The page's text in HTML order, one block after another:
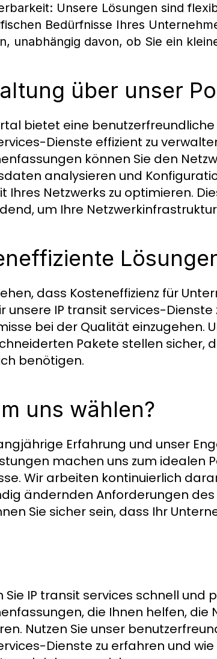
: Unsere Lösungen sind
Bedürfnisse Ihres
unabhängig davon, ob Sie ein
über unser
bietet eine
Dienste effizient zu
können Sie den
analysieren und
Ihres Netzwerks zu optimieren.
um Ihre
dass Kosteneffizienz für
unsere IP transit services-
bei der Qualität einzugehen.
Pakete stellen sicher,
benötigen.
uns wählen?
Erfahrung und unser
machen uns zum idealen
Wir arbeiten kontinuierlich
ändernden Anforderungen
Sie sicher sein, dass Ihr
Sie IP transit services schnell und
die Ihnen helfen,
Nutzen Sie unser
Dienste zu erfahren und